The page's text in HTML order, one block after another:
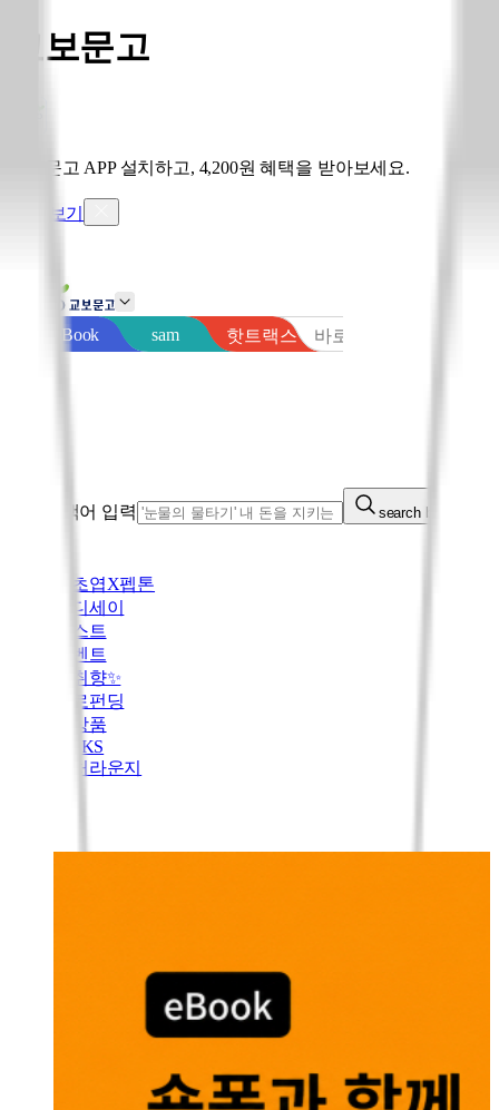
교보문고
교보문고 APP 설치하고, 4,200원 혜택을 받아보세요.
혜택 보기
eBook sam 핫트랙스 바로출판
통합검색어 입력 search button
김초엽X펩톤
오디세이
베스트
이벤트
새취향✨
바로펀딩
신상품
PICKS
컬처라운지